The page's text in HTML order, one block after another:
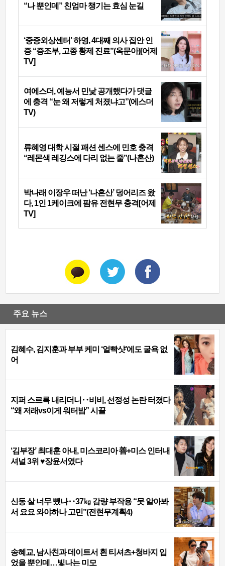
“나 뿐인데” 친엄마 챙기는 효심 눈길
‘중증외상센터’ 하영, 4대째 의사 집안 인
증 “증조부, 고종 황제 진료”(옥문아)[어제
TV]
여에스더, 예능서 민낯 공개했다가 댓글
에 충격 “눈 왜 저렇게 처졌냐고”(에스더
TV)
류혜영 대학 시절 패션 센스에 민호 충격
“레몬색 레깅스에 다리 없는 줄”(나혼산)
박나래 이장우 떠난 ‘나혼산’ 덩어리즈 왔
다, 1인 1케이크에 팜유 전현무 충격[어제
TV]
주요 뉴스
김혜수, 김지훈과 부부 케미 ‘얼빡샷’에도 굴욕 없
어
지퍼 스르륵 내리더니‥비비, 선정성 논란 터졌다
“왜 저래vs이게 워터밤” 시끌
‘김부장’ 최대훈 아내, 미스코리아 善+미스 인터내
셔널 3위 ♥장윤서였다
신동 살 너무 뺐나‥37㎏ 감량 부작용 “못 알아봐
서 요요 와야하나 고민”(전현무계획4)
송혜교, 남사친과 데이트서 흰 티셔츠+청바지 입
었을 뿐인데…빛나는 미모